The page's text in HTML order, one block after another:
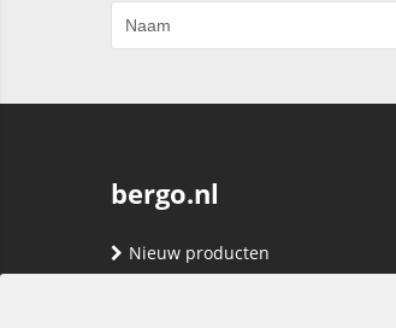
bergo.nl
Nieuw producten